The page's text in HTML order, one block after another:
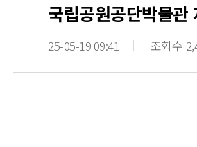
국립공원공단박물관
25-05-19 09:41 조회수